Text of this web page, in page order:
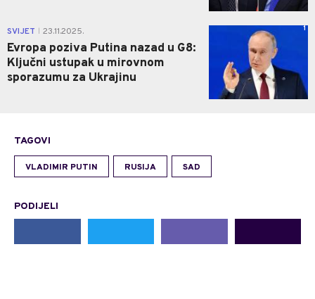
SVIJET 23.11.2025.
Evropa poziva Putina nazad u G8:
Ključni ustupak u mirovnom
sporazumu za Ukrajinu
1
TAGOVI
VLADIMIR PUTIN RUSIJA SAD
PODIJELI